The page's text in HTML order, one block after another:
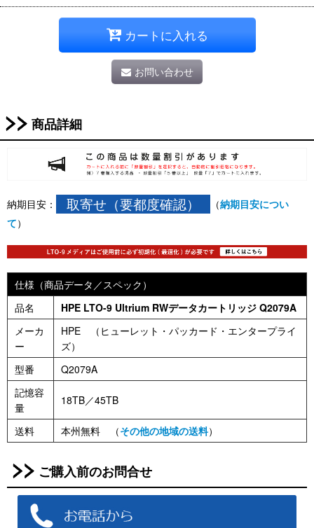
カートに入れる
お問い合わせ
商品詳細
納期目安： 取寄せ（要都度確認） （納期目安につい
て）
仕様（商品データ／スペック）
品名
HPE LTO-9 Ultrium RWデータカートリッジ Q2079A
メーカ
ー
HPE （ヒューレット・パッカード・エンタープライ
ズ）
型番
Q2079A
記憶容
量
18TB／45TB
送料 本州無料 （その他の地域の送料）
ご購入前のお問合せ